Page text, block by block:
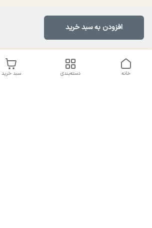
افزودن به سبد خرید
سبد خرید دسته‌بندی خانه